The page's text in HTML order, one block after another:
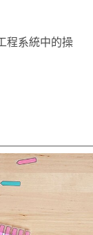
程系統中的操